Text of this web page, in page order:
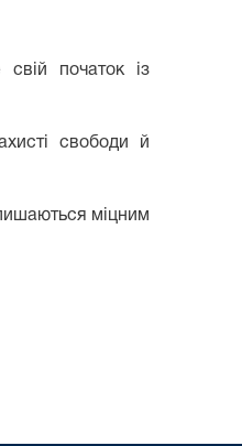
свій початок із
свободи й
міцним